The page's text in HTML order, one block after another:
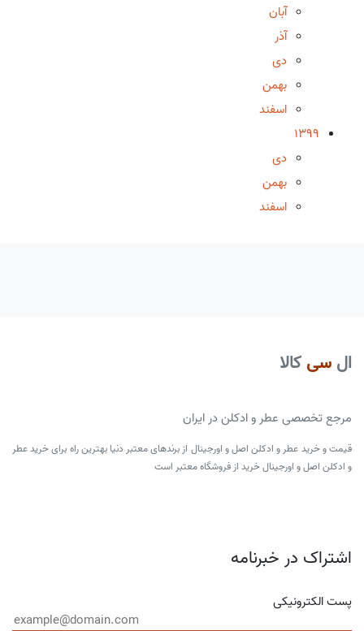
آبان
آذر
دی
بهمن
اسفند
1399
دی
بهمن
اسفند
ال سی کالا
مرجع تخصصی عطر و ادکلن در ایران
قیمت و خرید عطر و ادکلن اصل و اورجینال از برندهای معتبر دنیا بهترین راه برای خرید عطر
و ادکلن اصل و اورجینال خرید از فروشگاه معتبر است
اشتراک در خبرنامه
پست الکترونیکی